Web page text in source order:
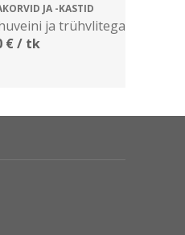
JA -KASTID
ja trühvlitega
€/ tk